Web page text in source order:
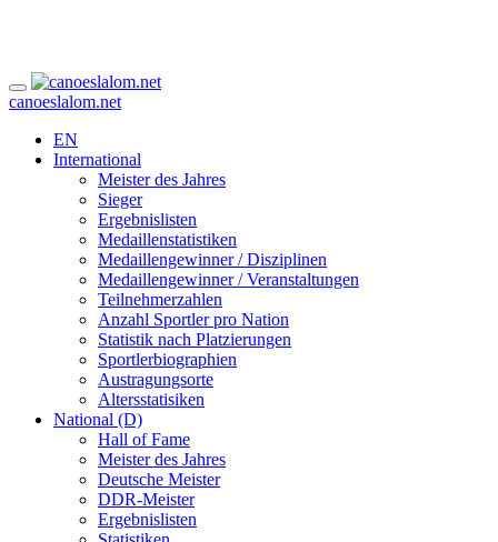
canoeslalom.net
EN
International
Meister des Jahres
Sieger
Ergebnislisten
Medaillenstatistiken
Medaillengewinner / Disziplinen
Medaillengewinner / Veranstaltungen
Teilnehmerzahlen
Anzahl Sportler pro Nation
Statistik nach Platzierungen
Sportlerbiographien
Austragungsorte
Altersstatisiken
National (D)
Hall of Fame
Meister des Jahres
Deutsche Meister
DDR-Meister
Ergebnislisten